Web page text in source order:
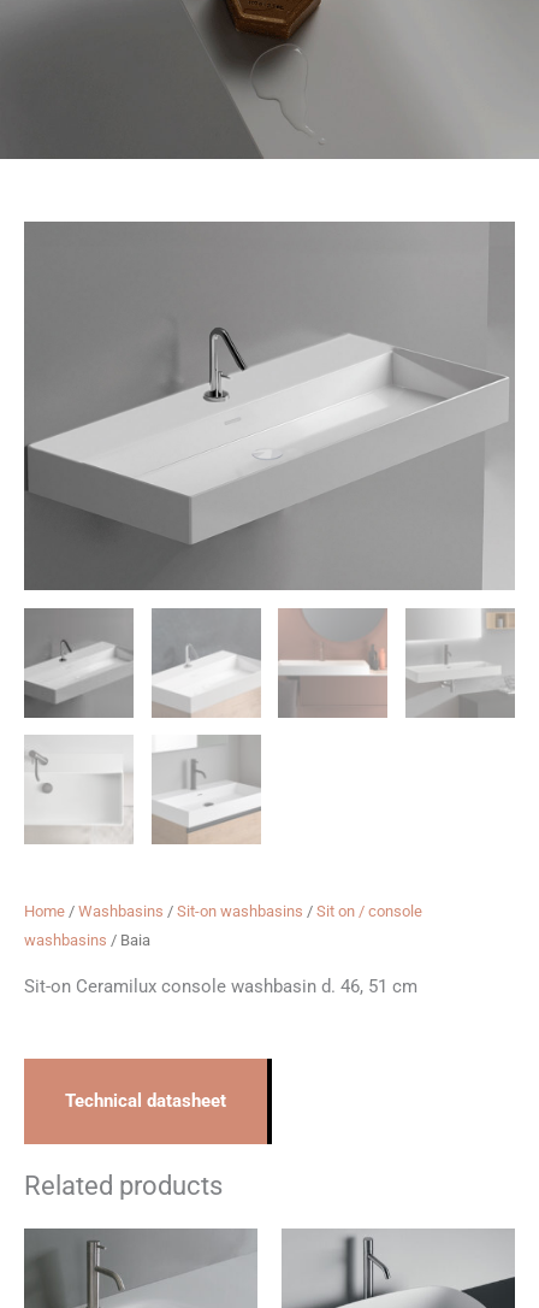
Home / Washbasins / Sit-on washbasins / Sit on / console
washbasins / Baia
Sit-on Ceramilux console washbasin d. 46, 51 cm
Technical datasheet
Related products